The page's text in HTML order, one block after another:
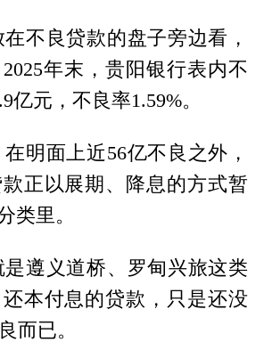
不良贷款的盘子旁边看，
年末，贵阳银行表内不
亿元，不良率1.59%。
明面上近56亿不良之外，
正以展期、降息的方式暂
类里。
遵义道桥、罗甸兴旅这类
本付息的贷款，只是还没
而已。